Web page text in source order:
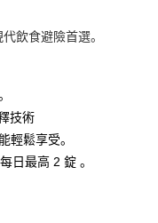
先享後付手機驗證視
定地址。
，APP會員則會收到
繳費通知簡訊或AFTEE
。
成為 AFTEE 會員者方能享
飲食避險首選。
技術
輕鬆享受。
日最高 2 錠 。